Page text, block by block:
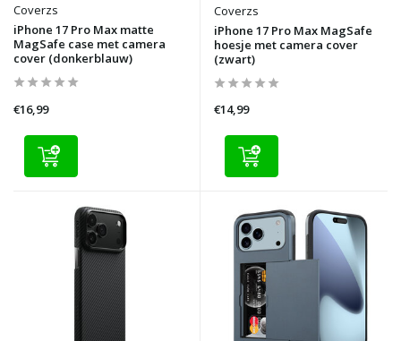
Coverzs
iPhone 17 Pro Max matte
MagSafe case met camera
cover (donkerblauw)
€16,99
Coverzs
iPhone 17 Pro Max MagSafe
hoesje met camera cover
(zwart)
€14,99